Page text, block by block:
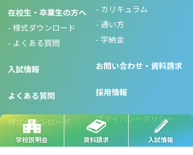
在校生・卒業生の方へ
様式ダウンロード
よくある質問
入試情報
よくある質問
様式ダウンロード
カリキュラム
通い方
学納金
お問い合わせ・資料請求
採用情報
プライバシーポリシー
学校説明会 資料請求 入試情報